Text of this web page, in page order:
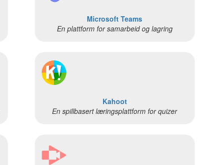
Microsoft Teams
En plattform for samarbeid og lagring
Kahoot
En spillbasert læringsplattform for quizer